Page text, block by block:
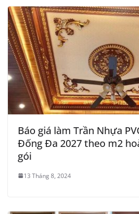
Báo giá làm Trần Nhựa
Đống Đa 2027 theo m2
gói
13 Tháng 8, 2024